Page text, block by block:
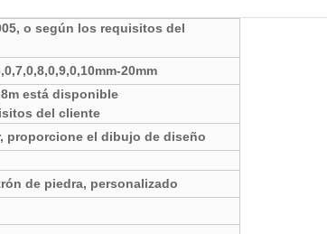
o según los requisitos del
20mm
está disponible
del cliente
proporcione el dibujo de diseño
de piedra, personalizado